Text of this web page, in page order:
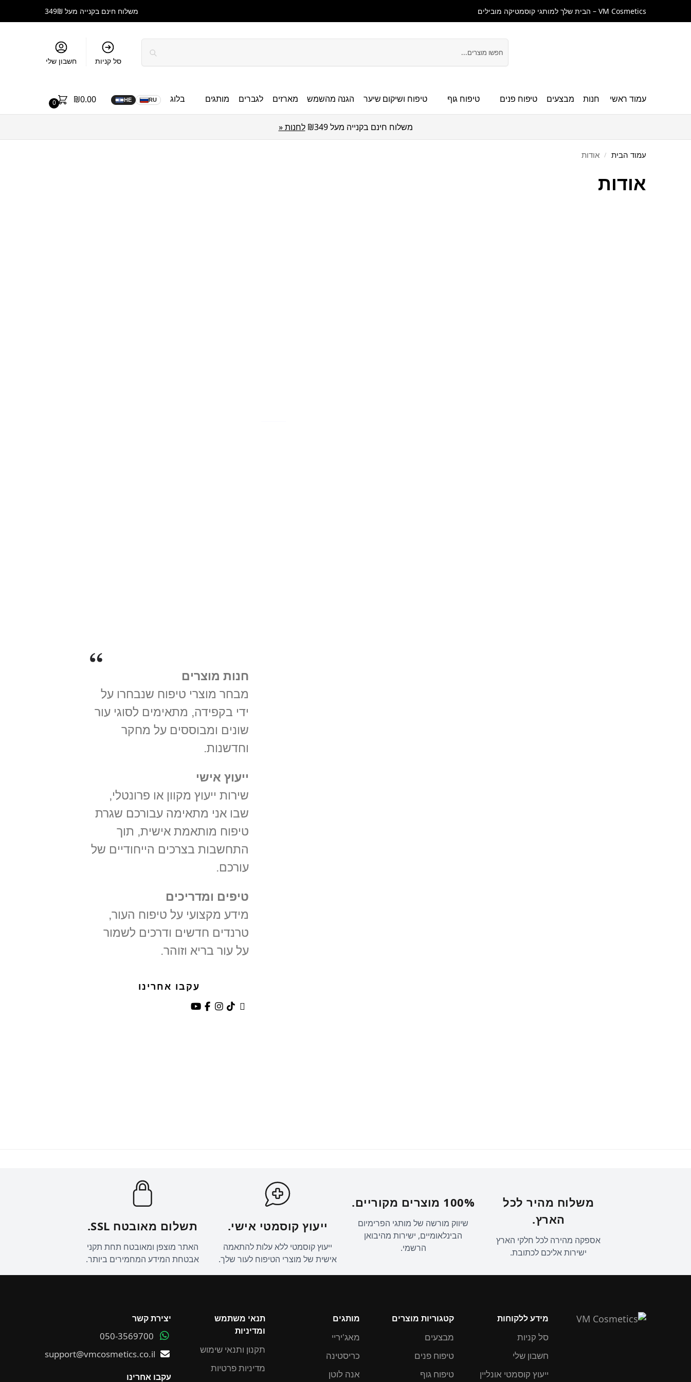
VM Cosmetics – הבית שלך למותגי קוסמטיקה מובילים משלוח חינם בקנייה מעל 349₪
סל קניות חשבון שלי
עמוד ראשי חנות מבצעים טיפוח פנים טיפוח גוף טיפוח ושיקום שיער הגנה מהשמש מארזים לגברים מותגים בלוג HE RU
₪0.00
0
משלוח חינם בקנייה מעל ₪349 לחנות «
עמוד הבית / אודות
אודות
חנות מוצרים
מבחר מוצרי טיפוח שנבחרו על
ידי בקפידה, מתאימים לסוגי עור
שונים ומבוססים על מחקר
וחדשנות.
ייעוץ אישי
שירות ייעוץ מקוון או פרונטלי,
שבו אני מתאימה עבורכם שגרת
טיפוח מותאמת אישית, תוך
התחשבות בצרכים הייחודיים של
עורכם.
טיפים ומדריכים
מידע מקצועי על טיפוח העור,
טרנדים חדשים ודרכים לשמור
על עור בריא וזוהר.
עקבו אחרינו
משלוח מהיר לכל
הארץ.
אספקה מהירה לכל חלקי הארץ
ישירות אליכם לכתובת.
100% מוצרים מקוריים.
שיווק מורשה של מותגי הפרימיום
הבינלאומיים, ישירות מהיבואן
הרשמי.
ייעוץ קוסמטי אישי.
ייעוץ קוסמטי ללא עלות להתאמה
אישית של מוצרי הטיפוח לעור שלך.
תשלום מאובטח SSL.
האתר מוצפן ומאובטח תחת תקני
אבטחת המידע המחמירים ביותר.
מידע ללקוחות
סל קניות
חשבון שלי
ייעוץ קוסמטי אונליין
קטגוריות מוצרים
מבצעים
טיפוח פנים
טיפוח גוף
מותגים
מאג'יריי
כריסטינה
אנה לוטן
תנאי משתמש
ומדיניות
תקנון ותנאי שימוש
מדיניות פרטיות
יצירת קשר
support@vmcosmetics.co.il
עקבו אחרינו